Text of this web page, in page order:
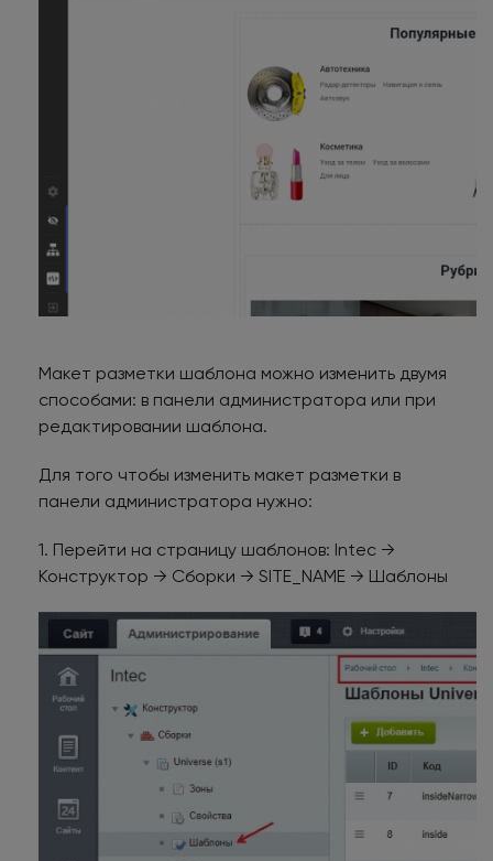
Макет разметки шаблона можно изменить двумя
способами: в панели администратора или при
редактировании шаблона.
Для того чтобы изменить макет разметки в
панели администратора нужно:
1. Перейти на страницу шаблонов: Intec →
Конструктор → Сборки → SITE_NAME → Шаблоны